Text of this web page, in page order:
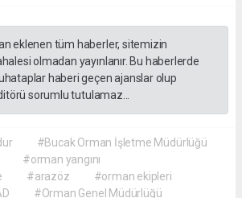
eklenen tüm haberler, sitemizin
olmadan yayınlanır. Bu haberlerde
haberi geçen ajanslar olup
sorumlu tutulamaz...
#Bucak Orman İşletme Müdürlüğü
#orman yangını
#arazöz
#orman ekipleri
#Orman Genel Müdürlüğü